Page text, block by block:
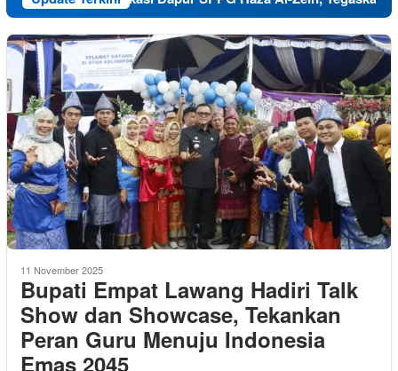
11 November 2025
Bupati Empat Lawang Hadiri Talk
Show dan Showcase, Tekankan
Peran Guru Menuju Indonesia
Emas 2045